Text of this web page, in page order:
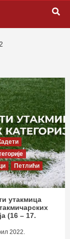
Петлићи
утакмица
(16 – 17.
2022.